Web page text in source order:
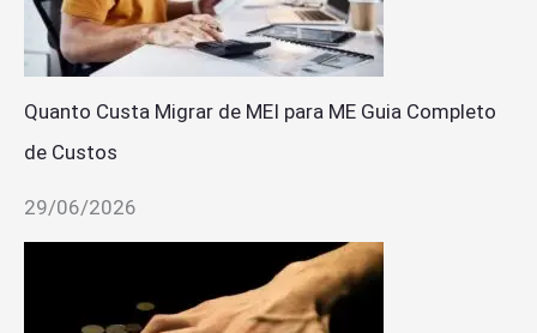
Quanto Custa Migrar de MEI para ME Guia Completo
de Custos
29/06/2026